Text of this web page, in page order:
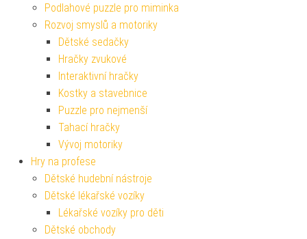
Podlahové puzzle pro miminka
Rozvoj smyslů a motoriky
Dětské sedačky
Hračky zvukové
Interaktivní hračky
Kostky a stavebnice
Puzzle pro nejmenší
Tahací hračky
Vývoj motoriky
Hry na profese
Dětské hudební nástroje
Dětské lékařské vozíky
Lékařské vozíky pro děti
Dětské obchody